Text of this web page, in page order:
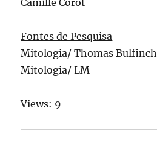
Camille Corot
Fontes de Pesquisa
Mitologia/ Thomas Bulfinch
Mitologia/ LM
Views: 9